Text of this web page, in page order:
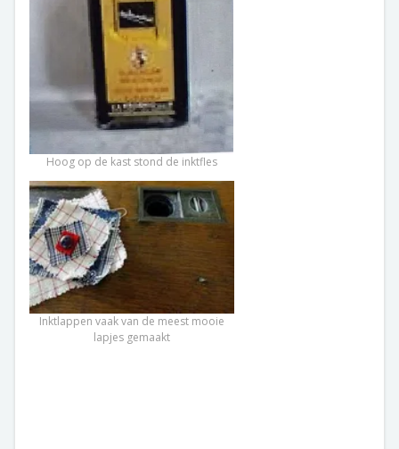
Hoog op de kast stond de inktfles
Inktlappen vaak van de meest mooie
lapjes gemaakt